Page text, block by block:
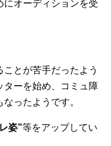
オーディションを受
とが苦手だったよう
ターを始め、コミュ障
ったようです。
姿”等をアップしてい